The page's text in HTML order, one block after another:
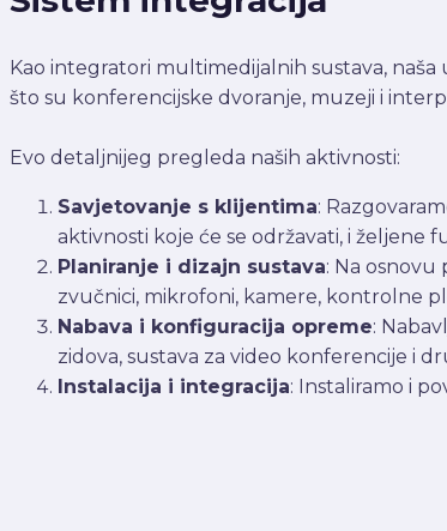
Kao integratori multimedijalnih sustava,
što su konferencijske dvoranje, muzeji i
Evo detaljnijeg pregleda naših aktivnosti:
Savjetovanje s klijentima:
aktivnosti koje će se održavati, i željene
Planiranje i dizajn sustava: Na
zvučnici, mikrofoni, kamere, kontrolne
Nabava i konfiguracija opreme:
zidova, sustava za video konferencije i
Instalacija i integracija: Instaliramo i